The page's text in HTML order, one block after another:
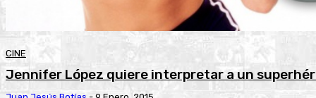
CINE
Jennifer López quiere interpretar a un